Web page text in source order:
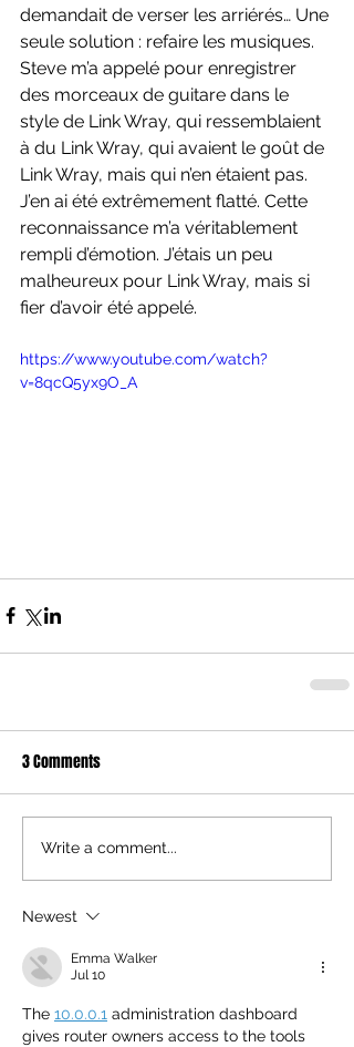
demandait de verser les arriérés… Une
seule solution : refaire les musiques.
Steve m’a appelé pour enregistrer
des morceaux de guitare dans le
style de Link Wray, qui ressemblaient
à du Link Wray, qui avaient le goût de
Link Wray, mais qui n’en étaient pas.
J’en ai été extrêmement flatté. Cette
reconnaissance m’a véritablement
rempli d’émotion. J’étais un peu
malheureux pour Link Wray, mais si
fier d’avoir été appelé.
https://www.youtube.com/watch?
v=8qcQ5yx9O_A
3 Comments
Write a comment...
Newest
Emma Walker
Jul 10
The 10.0.0.1 administration dashboard
gives router owners access to the tools